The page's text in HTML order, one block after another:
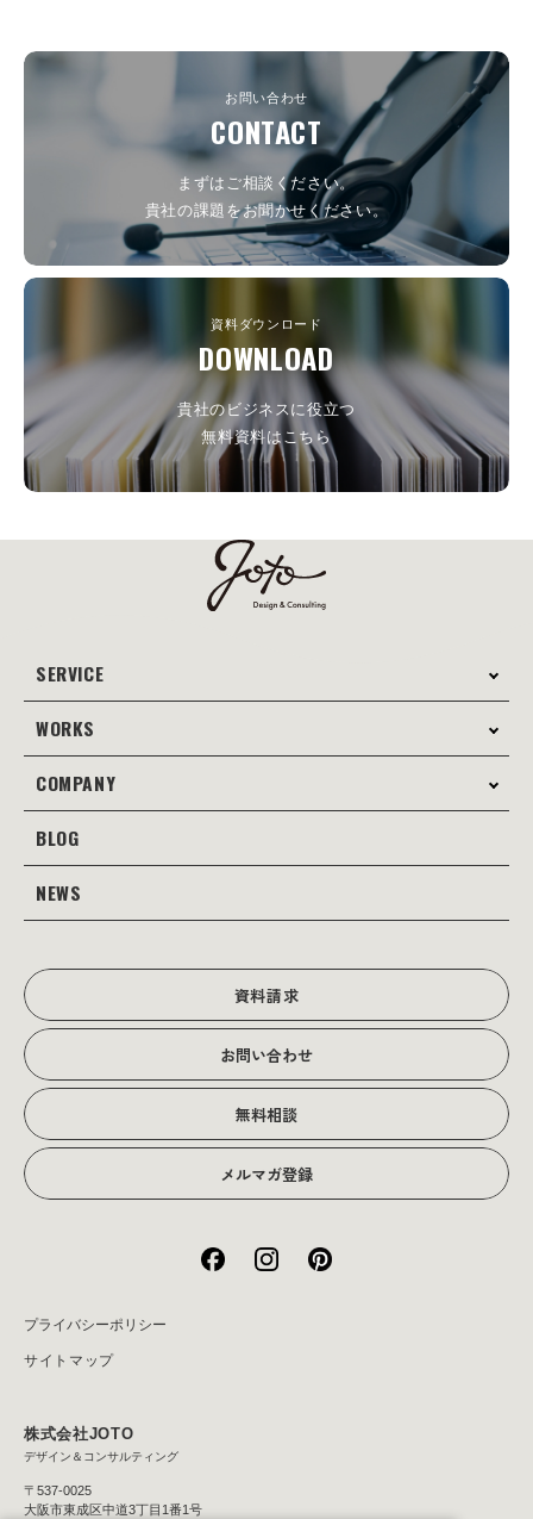
資料ダウンロード
DOWNLOAD
貴社のビジネスに役立つ
無料資料はこちら
お問い合わせ
CONTACT
まずはご相談ください。
貴社の課題をお聞かせください。
SERVICE
サービス案内
コンサルティング
Web広告･SEO対策
WORKS
制作事例
Web
COMPANY
会社案内
当社の強み
会社沿革
会社概要
BLOG
JOTOブログ
NEWS
資料請求
お問い合わせ
無料相談
メルマガ登録
プライバシーポリシー
サイトマップ
株式会社JOTO
デザイン＆コンサルティング
〒537-0025
大阪市東成区中道3丁目1番1号